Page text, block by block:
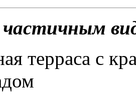
частичным
терраса с